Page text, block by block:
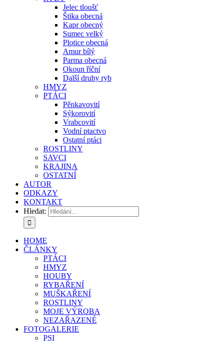
Jelec tloušť
Štika obecná
Kapr obecný
Sumec velký
Plotice obecná
Amur bílý
Parma obecná
Okoun říční
Další druhy ryb
HMYZ
PTÁCI
Pěnkavovití
Sýkorovití
Vrabcovití
Vodní ptactvo
Ostatní ptáci
ROSTLINY
SAVCI
KRAJINA
OSTATNÍ
AUTOR
ODKAZY
KONTAKT
Hledat:
HOME
ČLÁNKY
PTÁCI
HMYZ
HOUBY
RYBAŘENÍ
MUŠKAŘENÍ
ROSTLINY
MOJE VÝROBA
NEZAŘAZENÉ
FOTOGALERIE
PSI